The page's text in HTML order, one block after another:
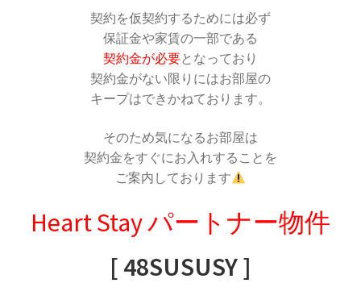
契約を仮契約するためには必ず
保証金や家賃の一部である
契約金が必要となっており
契約金がない限りにはお部屋の
キープはできかねております。
そのため気になるお部屋は
契約金をすぐにお入れすることを
ご案内しております
Heart Stay パートナー物件
[ 48SUSUSY ]